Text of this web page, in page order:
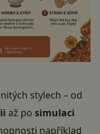
stylech – od
až po simulaci
například